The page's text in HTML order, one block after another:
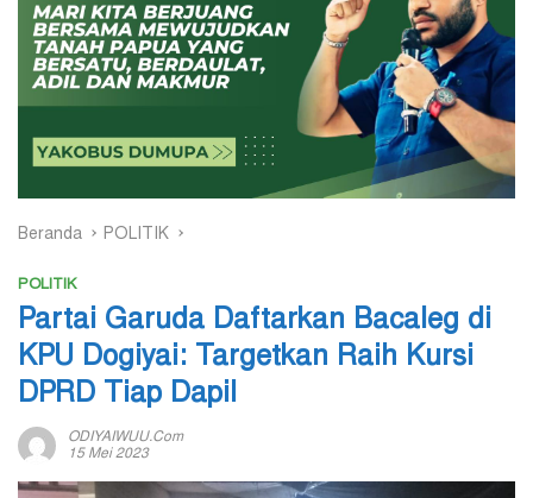
Beranda POLITIK
POLITIK
Partai Garuda Daftarkan Bacaleg di
KPU Dogiyai: Targetkan Raih Kursi
DPRD Tiap Dapil
ODIYAIWUU.com
15 Mei 2023